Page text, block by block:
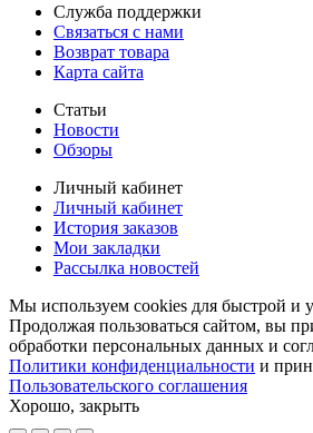
Служба поддержки
Связаться с нами
Возврат товара
Карта сайта
Статьи
Новости
Обзоры
Личный кабинет
Личный кабинет
История заказов
Мои закладки
Рассылка новостей
Мы используем cookies для быстрой и
Продолжая пользоваться сайтом, вы
обработки персональных данных и
Политики конфиденциальности и
Пользовательского соглашения
Хорошо, закрыть